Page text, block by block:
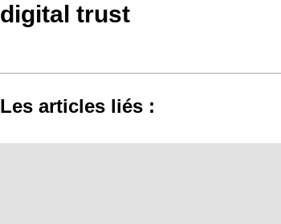
digital trust
Les articles liés :